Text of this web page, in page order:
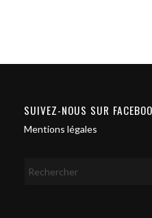
SUIVEZ-NOUS SUR
Mentions légales